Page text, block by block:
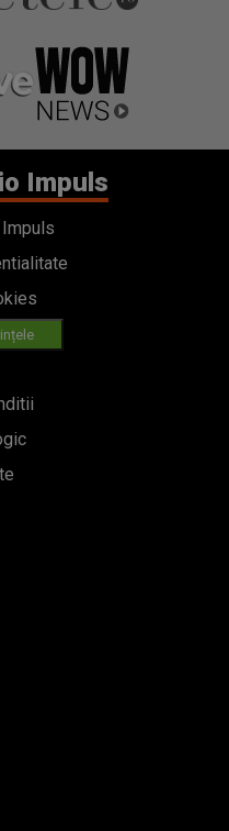
Impuls